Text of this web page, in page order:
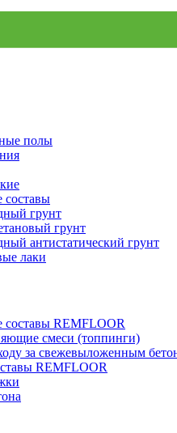
полы
составы
грунт
грунт
антистатический грунт
лаки
составы REMFLOOR
смеси (топпинги)
за свежевыложенным
REMFLOOR